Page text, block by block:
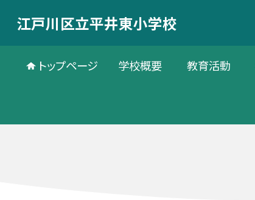
江戸川区立平井東小学校
トップページ 学校概要 教育活動